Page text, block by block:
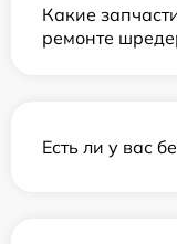
Какие
ремонте
Есть ли у вас